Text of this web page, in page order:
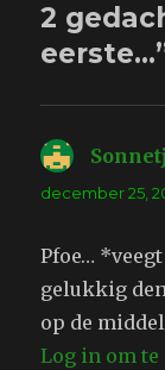
2
december 25,
Pfoe…
gelukkig
op de
Log in om te